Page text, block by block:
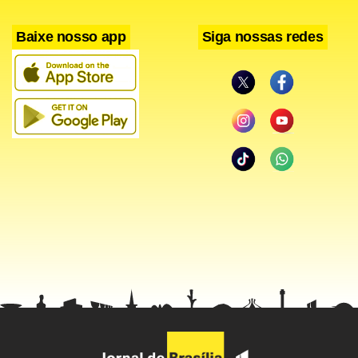
Facebook
WhatsApp
LinkedIn Telegram
Share
Baixe nosso app Siga nossas redes